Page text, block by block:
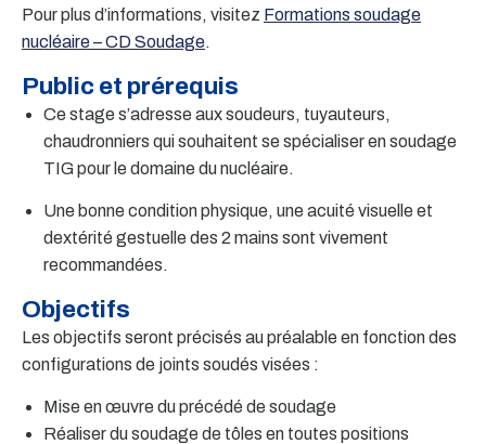
Pour plus d’informations, visitez Formations soudage
nucléaire – CD Soudage.
Public et prérequis
Ce stage s’adresse aux soudeurs, tuyauteurs,
chaudronniers qui souhaitent se spécialiser en soudage
TIG pour le domaine du nucléaire.
Une bonne condition physique, une acuité visuelle et
dextérité gestuelle des 2 mains sont vivement
recommandées.
Objectifs
Les objectifs seront précisés au préalable en fonction des
configurations de joints soudés visées :
Mise en œuvre du précédé de soudage
Réaliser du soudage de tôles en toutes positions